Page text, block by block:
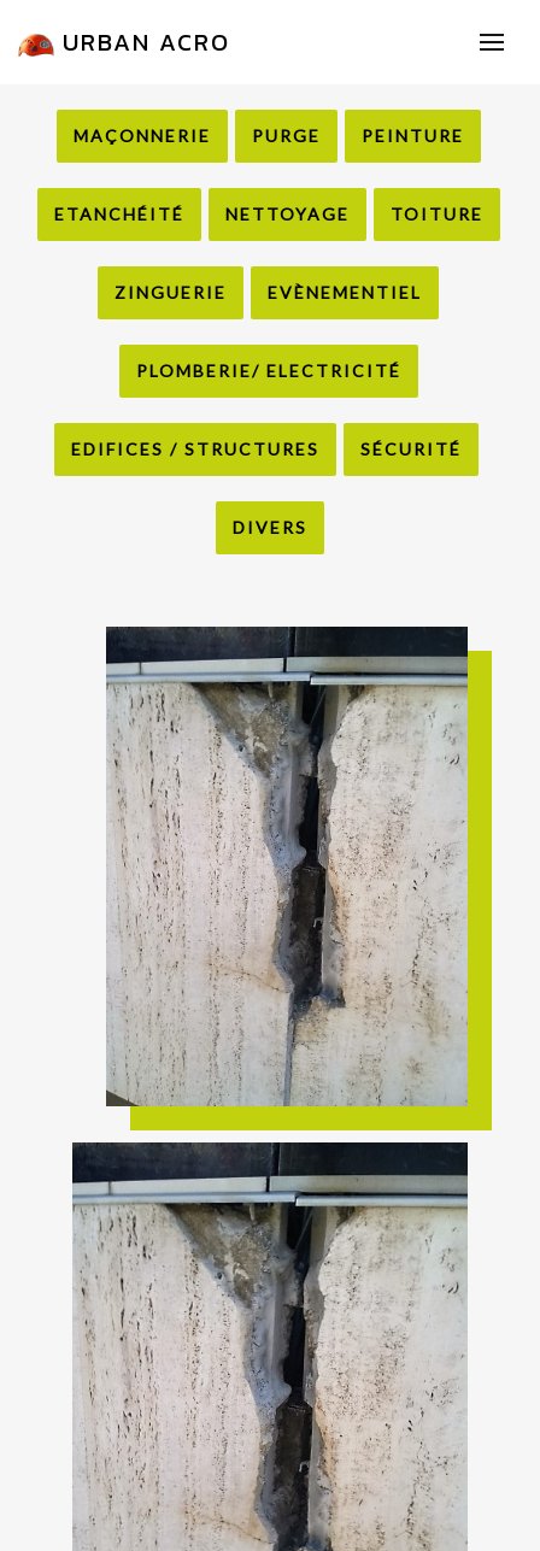
URBAN ACRO
MAÇONNERIE PURGE PEINTURE
ETANCHÉITÉ NETTOYAGE TOITURE
ZINGUERIE EVÈNEMENTIEL
PLOMBERIE/ ELECTRICITÉ
EDIFICES / STRUCTURES SÉCURITÉ
DIVERS